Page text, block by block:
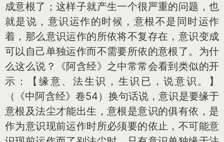
成意根了；这样子就产生一个很严重的问题，也
就是说，意识运作的时候，意根不是同时运作
着，那么意识运作的所依将不复存在，意识变成
可以自己单独运作而不需要所依的意根了。为什
么这么说？《阿含经》之中常常会看到类似的开
示：【缘意、法生识，生识已，说意识。】
（《中阿含经》卷54）换句话说，意识是要缘于
意根及法尘才能出生，意根是意识的俱有依，是
作为意识现前运作时所必须要的依止，不可能意